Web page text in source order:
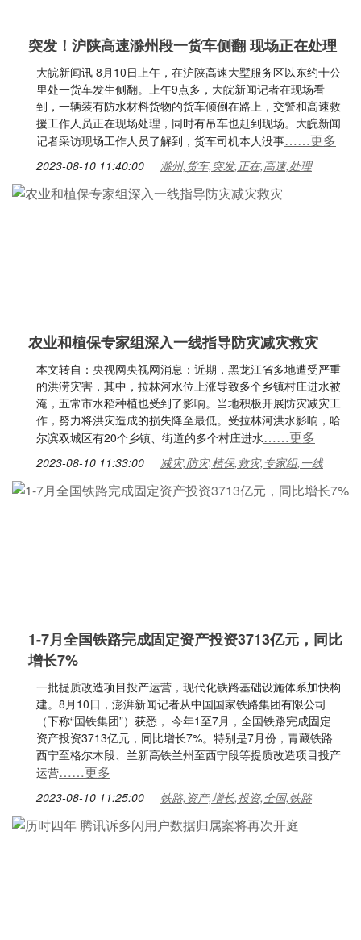
突发！沪陕高速滁州段一货车侧翻 现场正在处理
大皖新闻讯 8月10日上午，在沪陕高速大墅服务区以东约十公
里处一货车发生侧翻。上午9点多，大皖新闻记者在现场看
到，一辆装有防水材料货物的货车倾倒在路上，交警和高速救
援工作人员正在现场处理，同时有吊车也赶到现场。大皖新闻
记者采访现场工作人员了解到，货车司机本人没事……更多
2023-08-10 11:40:00 滁州,货车,突发,正在,高速,处理
农业和植保专家组深入一线指导防灾减灾救灾
本文转自：央视网央视网消息：近期，黑龙江省多地遭受严重
的洪涝灾害，其中，拉林河水位上涨导致多个乡镇村庄进水被
淹，五常市水稻种植也受到了影响。当地积极开展防灾减灾工
作，努力将洪灾造成的损失降至最低。受拉林河洪水影响，哈
尔滨双城区有20个乡镇、街道的多个村庄进水……更多
2023-08-10 11:33:00 减灾,防灾,植保,救灾,专家组,一线
1-7月全国铁路完成固定资产投资3713亿元，同比
增长7%
一批提质改造项目投产运营，现代化铁路基础设施体系加快构
建。8月10日，澎湃新闻记者从中国国家铁路集团有限公司
（下称“国铁集团”）获悉， 今年1至7月，全国铁路完成固定
资产投资3713亿元，同比增长7%。特别是7月份，青藏铁路
西宁至格尔木段、兰新高铁兰州至西宁段等提质改造项目投产
运营……更多
2023-08-10 11:25:00 铁路,资产,增长,投资,全国,铁路